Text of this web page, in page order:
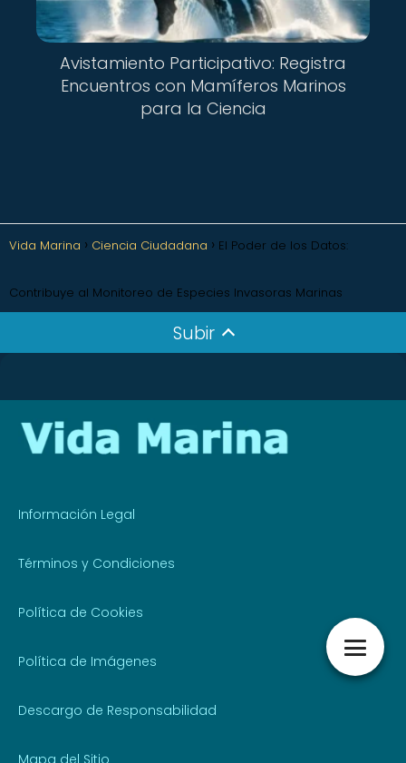
Avistamiento Participativo: Registra
Encuentros con Mamíferos Marinos
para la Ciencia
Vida Marina Ciencia Ciudadana El Poder de los Datos:
Contribuye al Monitoreo de Especies Invasoras Marinas
Subir
Información Legal
Términos y Condiciones
Política de Cookies
Política de Imágenes
Descargo de Responsabilidad
Mapa del Sitio